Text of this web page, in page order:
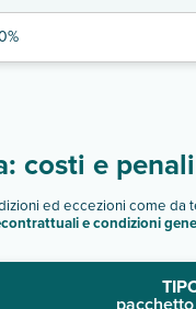
costi e penali
ed eccezioni come da
e condizioni